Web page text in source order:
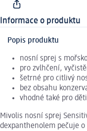
Informace o produktu
Popis produktu
nosní sprej s
pro zvlhčení,
šetrné pro citlivý
bez obsahu
vhodné také pro
Mivolis nosní sprej
dexpanthenolem pečuje